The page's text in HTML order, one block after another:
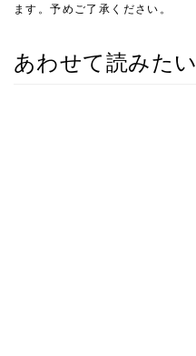
ます。予めご了承ください。
あわせて読みたい